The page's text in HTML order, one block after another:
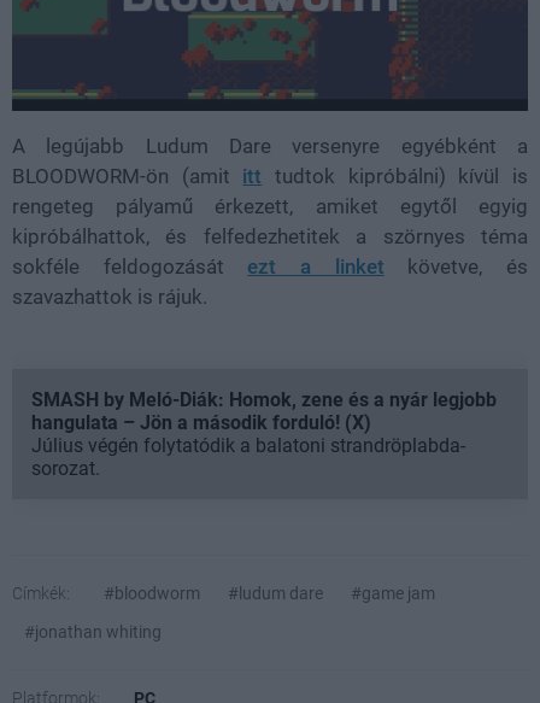
A legújabb Ludum Dare versenyre egyébként a
BLOODWORM-ön (amit itt tudtok kipróbálni) kívül is
rengeteg pályamű érkezett, amiket egytől egyig
kipróbálhattok, és felfedezhetitek a szörnyes téma
sokféle feldogozását ezt a linket követve, és
szavazhattok is rájuk.
SMASH by Meló-Diák: Homok, zene és a nyár legjobb
hangulata – Jön a második forduló! (X)
Július végén folytatódik a balatoni strandröplabda-
sorozat.
Címkék: #bloodworm #ludum dare
#game jam
#jonathan whiting
Platformok: PC